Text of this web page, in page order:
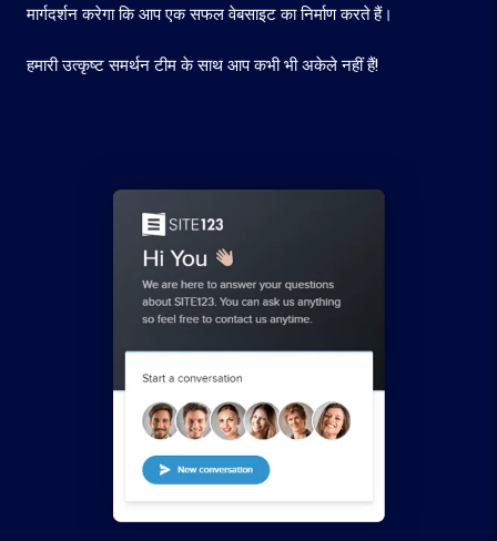
मार्गदर्शन करेगा कि आप एक सफल वेबसाइट का निर्माण करते हैं।
हमारी उत्कृष्ट समर्थन टीम के साथ आप कभी भी अकेले नहीं हैं!